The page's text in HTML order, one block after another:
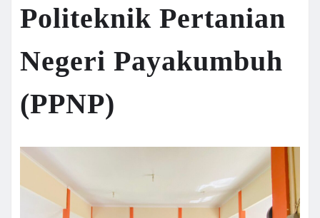
Politeknik Pertanian
Negeri Payakumbuh
(PPNP)